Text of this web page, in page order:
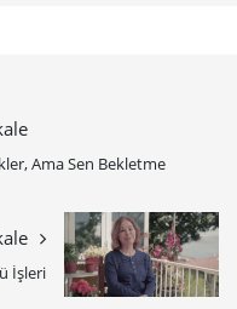
Ama Sen Bekletme
İşleri